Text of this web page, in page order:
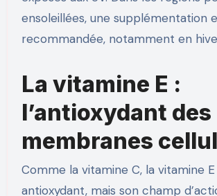
ensoleillées, une supplémentation
recommandée, notamment en
La vitamine E :
l’antioxydant des
membranes
Comme la vitamine C, la vitamine
antioxydant, mais son champ